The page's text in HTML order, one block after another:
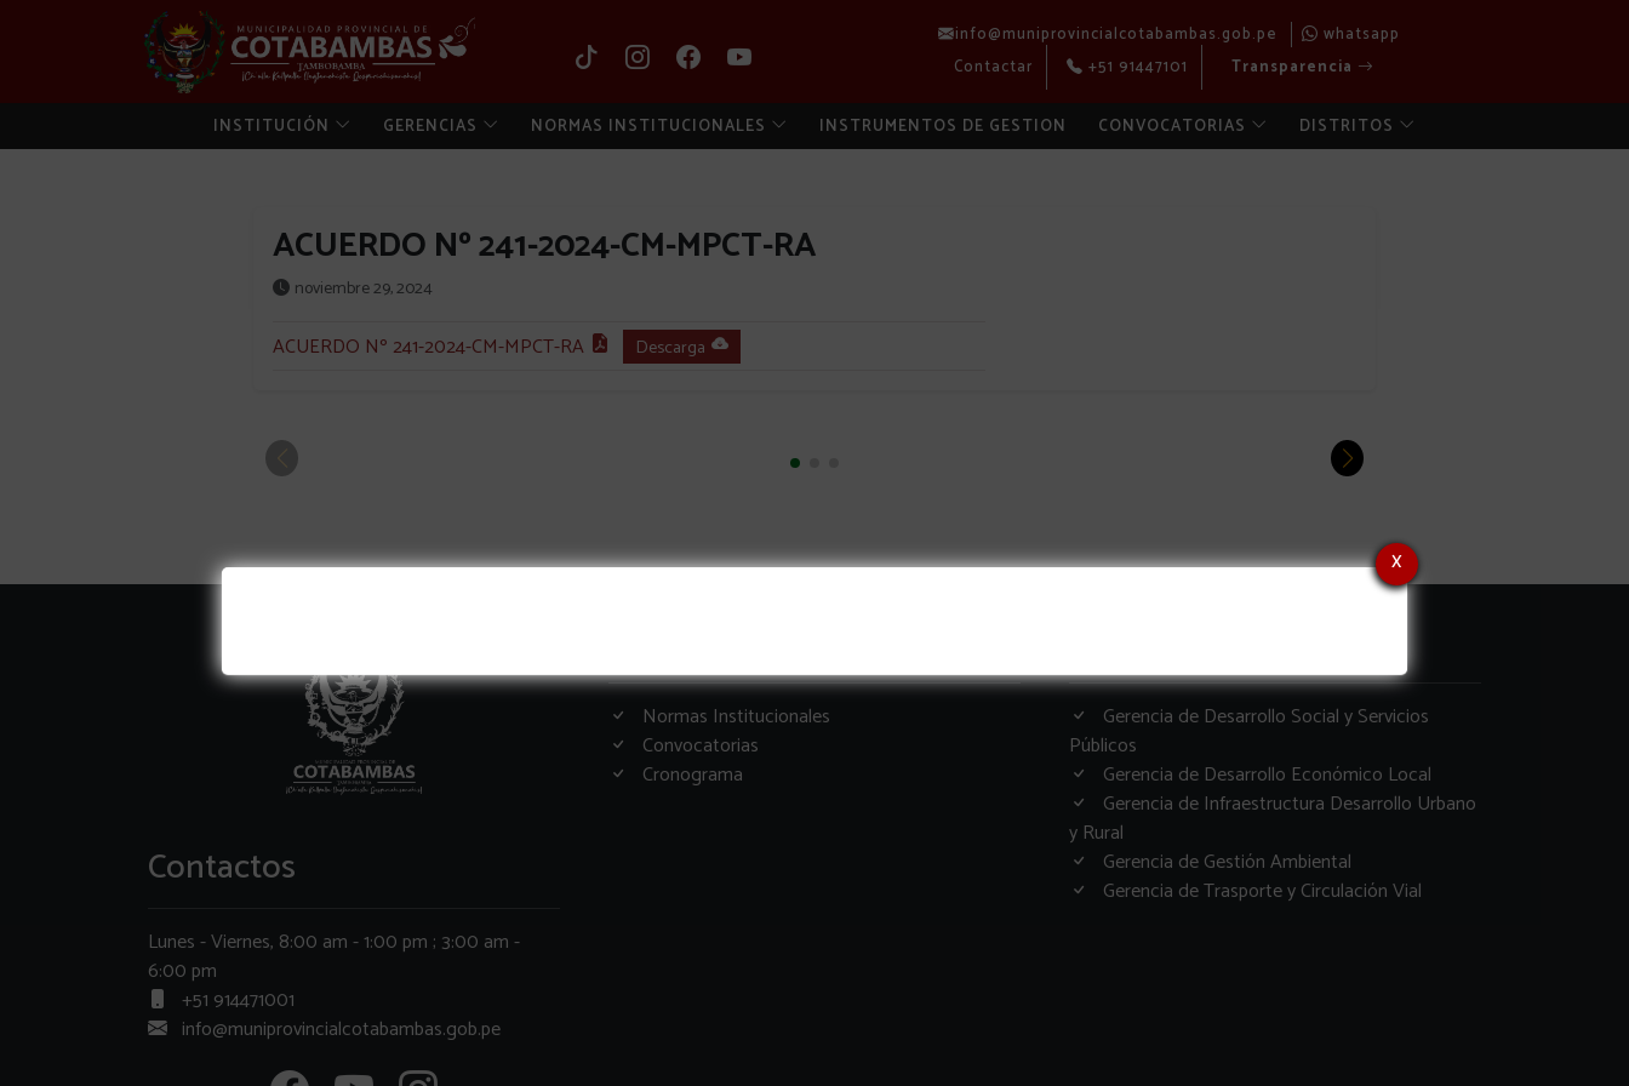
info@muniprovincialcotabambas.gob.pe
whatsapp
Contactar
+51 91447101 Transparencia
INSTITUCIÓN GERENCIAS NORMAS INSTITUCIONALES INSTRUMENTOS DE GESTION CONVOCATORIAS DISTRITOS
ACUERDO Nº 241-2024-CM-MPCT-RA
noviembre 29, 2024
ACUERDO Nº 241-2024-CM-MPCT-RA Descarga
x
Contactos
Lunes - Viernes, 8:00 am - 1:00 pm ; 3:00 am -
6:00 pm
+51 914471001
info@muniprovincialcotabambas.gob.pe
Normas Institucionales
Convocatorias
Cronograma
Gerencia de Desarrollo Social y Servicios
Públicos
Gerencia de Desarrollo Económico Local
Gerencia de Infraestructura Desarrollo Urbano
y Rural
Gerencia de Gestión Ambiental
Gerencia de Trasporte y Circulación Vial